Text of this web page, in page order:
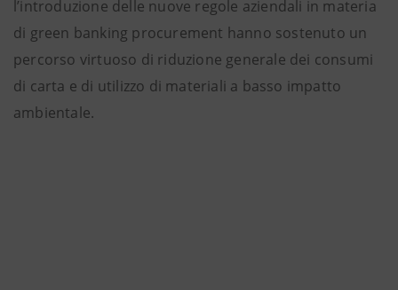
l’introduzione delle nuove regole aziendali in materia
di green banking procurement hanno sostenuto un
percorso virtuoso di riduzione generale dei consumi
di carta e di utilizzo di materiali a basso impatto
ambientale.